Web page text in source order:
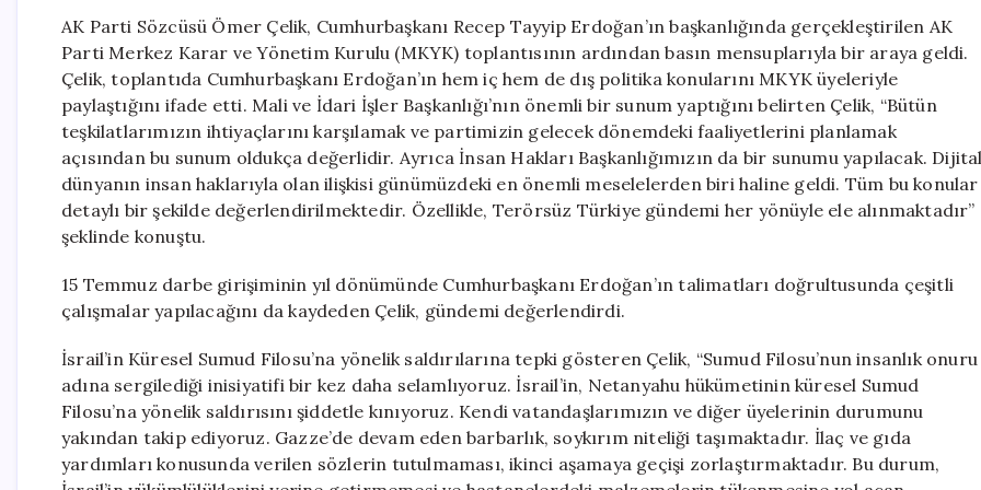
Çelik’ten
Bahçeli’nin
Teklifine
Cevap:
Yol
Haritası
Yenilenecek
için
AK Parti Sözcüsü Ömer Çelik, Cumhurbaşkanı Recep Tayyip Erdoğan’ın başkanlığında gerçekleştirilen AK
Parti Merkez Karar ve Yönetim Kurulu (MKYK) toplantısının ardından basın mensuplarıyla bir araya geldi.
Çelik, toplantıda Cumhurbaşkanı Erdoğan’ın hem iç hem de dış politika konularını MKYK üyeleriyle
paylaştığını ifade etti. Mali ve İdari İşler Başkanlığı’nın önemli bir sunum yaptığını belirten Çelik, “Bütün
teşkilatlarımızın ihtiyaçlarını karşılamak ve partimizin gelecek dönemdeki faaliyetlerini planlamak
açısından bu sunum oldukça değerlidir. Ayrıca İnsan Hakları Başkanlığımızın da bir sunumu yapılacak.
dünyanın insan haklarıyla olan ilişkisi günümüzdeki en önemli meselelerden biri haline geldi. Tüm bu konular
detaylı bir şekilde değerlendirilmektedir. Özellikle, Terörsüz Türkiye gündemi her yönüyle ele alınmaktadır”
şeklinde konuştu.
15 Temmuz darbe girişiminin yıl dönümünde Cumhurbaşkanı Erdoğan’ın talimatları doğrultusunda çeşitli
çalışmalar yapılacağını da kaydeden Çelik, gündemi değerlendirdi.
İsrail’in Küresel Sumud Filosu’na yönelik saldırılarına tepki gösteren Çelik, “Sumud Filosu’nun insanlık onuru
adına sergilediği inisiyatifi bir kez daha selamlıyoruz. İsrail’in, Netanyahu hükümetinin küresel Sumud
Filosu’na yönelik saldırısını şiddetle kınıyoruz. Kendi vatandaşlarımızın ve diğer üyelerinin durumunu
yakından takip ediyoruz. Gazze’de devam eden barbarlık, soykırım niteliği taşımaktadır. İlaç ve gıda
yardımları konusunda verilen sözlerin tutulmaması, ikinci aşamaya geçişi zorlaştırmaktadır. Bu durum,